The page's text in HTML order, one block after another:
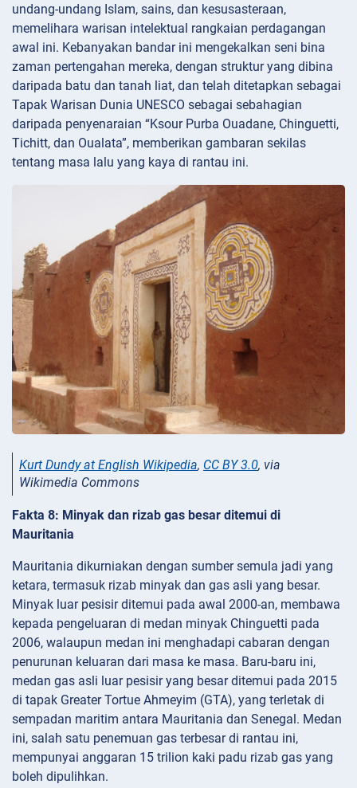
undang-undang Islam, sains, dan kesusasteraan,
memelihara warisan intelektual rangkaian perdagangan
awal ini. Kebanyakan bandar ini mengekalkan seni bina
zaman pertengahan mereka, dengan struktur yang dibina
daripada batu dan tanah liat, dan telah ditetapkan sebagai
Tapak Warisan Dunia UNESCO sebagai sebahagian
daripada penyenaraian “Ksour Purba Ouadane, Chinguetti,
Tichitt, dan Oualata”, memberikan gambaran sekilas
tentang masa lalu yang kaya di rantau ini.
Kurt Dundy at English Wikipedia, CC BY 3.0, via
Wikimedia Commons
Fakta 8: Minyak dan rizab gas besar ditemui di
Mauritania
Mauritania dikurniakan dengan sumber semula jadi yang
ketara, termasuk rizab minyak dan gas asli yang besar.
Minyak luar pesisir ditemui pada awal 2000-an, membawa
kepada pengeluaran di medan minyak Chinguetti pada
2006, walaupun medan ini menghadapi cabaran dengan
penurunan keluaran dari masa ke masa. Baru-baru ini,
medan gas asli luar pesisir yang besar ditemui pada 2015
di tapak Greater Tortue Ahmeyim (GTA), yang terletak di
sempadan maritim antara Mauritania dan Senegal. Medan
ini, salah satu penemuan gas terbesar di rantau ini,
mempunyai anggaran 15 trilion kaki padu rizab gas yang
boleh dipulihkan.